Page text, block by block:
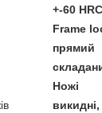
+-60 HRC
Frame
прямий
Ножі